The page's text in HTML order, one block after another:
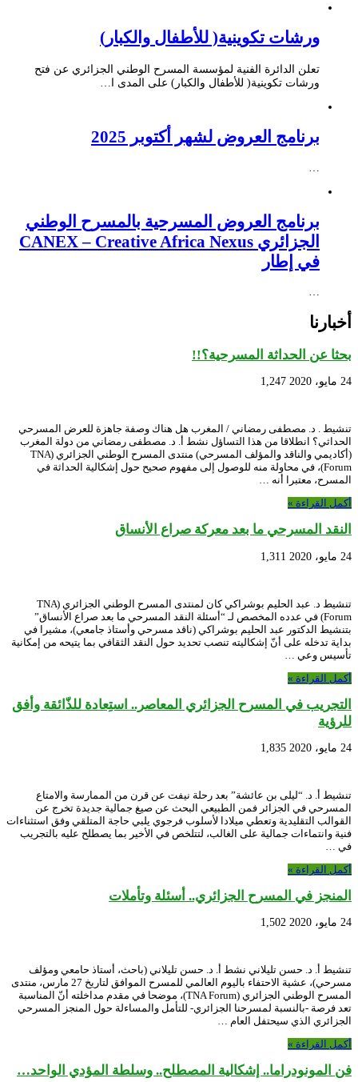
ورشات تكوينية( للأطفال والكبار)
تعلن الدائرة الفنية لمؤسسة المسرح الوطني الجزائري عن فتح
ورشات تكوينية( للأطفال والكبار) على المدى ا…
برنامج العروض لشهر أكتوبر 2025
برنامج العروض المسرحية بالمسرح الوطني
الجزائري CANEX – Creative Africa Nexus
في إطار
…
أخبارنا
بحثا عن الحداثة المسرحية؟!!
24 مايو، 2020 1,247
تنشيط . د. مصطفى رمضاني / المغرب هل هناك وصفة جاهزة للعرض المسرحي
الحداثي؟ انطلاقا من هذا التساؤل نشط أ. د. مصطفى رمضاني من دولة المغرب
(أكاديمي والناقد والمؤلف المسرحي) منتدى المسرح الوطني الجزائري (TNA
Forum)، في محاولة منه للوصول إلى مفهوم صحيح حول إشكالية الحداثة في
المسرح، معتبرا أنه …
أكمل القراءة »
النقد المسرحي ما بعد معركة صراع الأنساق
24 مايو، 2020 1,311
تنشيط د. عبد الحليم بوشراكي كان لمنتدى المسرح الوطني الجزائري (TNA
Forum) في عدده المخصص لـ “أسئلة النقد المسرحي ما بعد صراع الأنساق”
بتنشيط الدكتور عبد الحليم بوشراكي (ناقد مسرحي وأستاذ جامعي)، مشيرا في
بداية تدخله على أنّ إشكاليته تنصب تحديد حول النقد الثقافي بما يتيحه من إمكانية
تأسيس وعي …
أكمل القراءة »
التجريب في المسرح الجزائري المعاصر.. استِعادة للذّائقة وأفق
للرؤية
24 مايو، 2020 1,835
تنشيط أ. د. “ليلى بن عائشة” بعد رحلة نيفت عن قرن من الممارسة والامتاع
المسرحي في الجزائر فمن الطبيعي البحث عن صيغ جمالية جديدة تخرج عن
القوالب التقليدية وتعطي ميلادا لأسلوب فرجوي يلبي حاجة المتلقي وفق استثناءات
فنية وانتماءات جمالية على الغالب، لتتلخص في الأخير بما يصطلح عليه بالتجريب
في …
أكمل القراءة »
المنجز في المسرح الجزائري.. أسئلة وتأملات
24 مايو، 2020 1,502
تنشيط أ. د. حسن تليلاني نشط أ. د. حسن تليلاني (باحث، أستاذ حامعي ومؤلف
مسرحي)، عشية الاحتفاء باليوم العالمي للمسرح الموافق لتاريخ 27 مارس، منتدى
المسرح الوطني الجزائري (TNA Forum)، موضحا في مقدم مداخلته أنّ المناسبة
تعد فرصة -بالنسبة لمسرحنا الجزائري- للتأمل والمساءلة حول المنجز المسرحي
الجزائري الذي سيحتفل العام …
أكمل القراءة »
فن المونودراما.. إشكالية المصطلح.. وسلطة المؤدي الواحد…